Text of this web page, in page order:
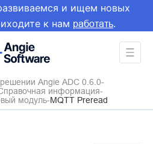
и ищем новых
к нам работать.
Angie ADC 0.6.0
информация
модуль MQTT Preread